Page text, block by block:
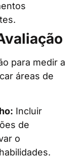
para medir a
áreas de
Incluir
de
o